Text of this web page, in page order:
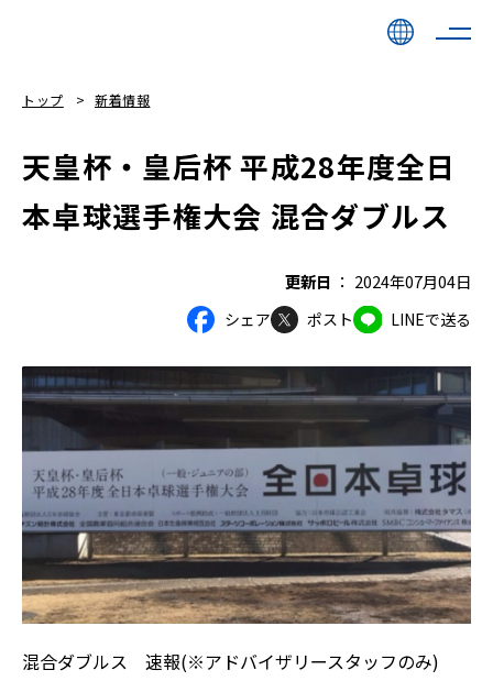
トップ 新着情報
天皇杯・皇后杯 平成28年度全日
本卓球選手権大会 混合ダブルス
更新日 2024年07月04日
シェア ポスト LINEで送る
混合ダブルス 速報(※アドバイザリースタッフのみ)